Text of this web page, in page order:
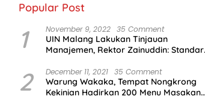
Popular Post
1 November 9, 2022 35 Comment
UIN Malang Lakukan Tinjauan
Manajemen, Rektor Zainuddin: Standar
2 December 11, 2021 35 Comment
Warung Wakaka, Tempat Nongkrong
Kekinian Hadirkan 200 Menu Masakan